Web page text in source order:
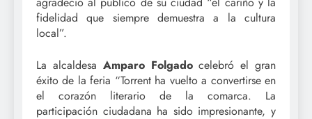
fidelidad que siempre demuestra a la cultura
local”.
La alcaldesa Amparo Folgadocelebró el gran
éxito de la feria “Torrent ha vuelto a convertirse en
el corazón literario de la comarca. La
participación ciudadana ha sido impresionante, y